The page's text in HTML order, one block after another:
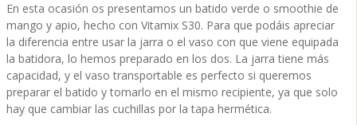
En esta ocasión os presentamos un batido verde o smoothie de
mango y apio, hecho con Vitamix S30. Para que podáis apreciar
la diferencia entre usar la jarra o el vaso con que viene equipada
la batidora, lo hemos preparado en los dos. La jarra tiene más
capacidad, y el vaso transportable es perfecto si queremos
preparar el batido y tomarlo en el mismo recipiente, ya que solo
hay que cambiar las cuchillas por la tapa hermética.